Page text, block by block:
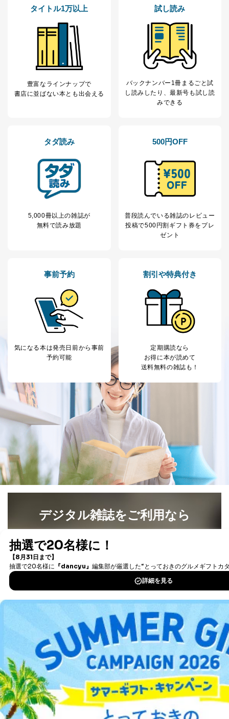
の方の個人情報
閲覧履歴や購買履歴等の情報を分
応じた新商品・サービスに関する
当社にお問合わせ
いただいた方の個
人情報
お問い合わせ対応、トラブル対
処、オペレーター教育など応対品
カスタマーQ＆Aサイトの投稿内容
の確認のため
ｅメール等によるカスタマーQ＆A
サイトのサービス内容のご案内の
ス、キャンペーン等の広告に関す
採用応募者の方の
個人情報
採用選考、ご連絡のため
当社の従業者の個
人情報
人事、総務などの雇用管理等のた
6
パートナー（提携
により当社の
定期購読サービス
購入商品配送のため
た商品の発売元企業からのｅメー
ル等による商品、
サービス、キャンペーン等の広告
SNS公式アカウン
トに登録された方
の個人情報
お問い合わせ対応、トラブル対
その他当社のプライバシーポリシ
ー等にて公表する利用目的達成の
ータ（開示対象個人情報）の利用目的であり、下記4.の
開示等のご請求に対応させていただきます。
なお、6、7については、パートナー（提携企業）様又は
各SNS運営会社様にご請求いただきますようお願い致し
ます。
３．個人情報の第三者提供について
当社は、取得した個人情報を適切に管理し､あらかじめ
本人の同意を得ることなく第三者に提供することはあり
ません。ただし、次の場合は除きます。
法令に基づく場合
人の生命､身体または財産の保護のために必要がある
場合であって、本人の同意を得ることが困難であると
き。
とが困難である場合。
する必要がある場合であって、本人の同意を得ること
により当該事務の遂行に支障を及ぼすおそれがあると
き。
だ企業に、業務の一部として個人情報の取扱いを委
供先企業に個人情報を開示することがあります。
委託・提供先企業は具体的には以下のような企業です
が、これらに限りません。
委託先：カスタマーサポート支援会社 、クレジッ
トカード決済などの決済代行・料金回収会社、広
告配信サービス会社
提供先：出版社、出版物発売元、卸売会社、販売
店など商品の供給者、梱包会社、配送会社、新聞
販売店などの梱包・配送・配達会社
４．開示対象個人情報の「開示」「訂正」等の請求につ
いて
タイトル1万以上
豊富なラインナップで
書店に並ばない本とも出会える
試し読み
バックナンバー1冊まるごと試
し読み したり、最新号も試し読
みできる
タダ読み
5,000冊以上の雑誌が
無料で読み放題
500円OFF
普段読んでいる雑誌のレビュー
投稿で500円割ギフト券をプレ
ゼント
事前予約
気になる本は発売日前から事前
予約可能
割引や特典付き
定期購読なら
お得に本が読めて
送料無料の雑誌も！
デジタル雑誌をご利用なら
書籍）が無料で読み放題！
DOWNLOAD FOR IOS
DOWNLOAD FOR ANDROID
ご利用方法はこちら
総合案内
アフィリエイト 採用情報